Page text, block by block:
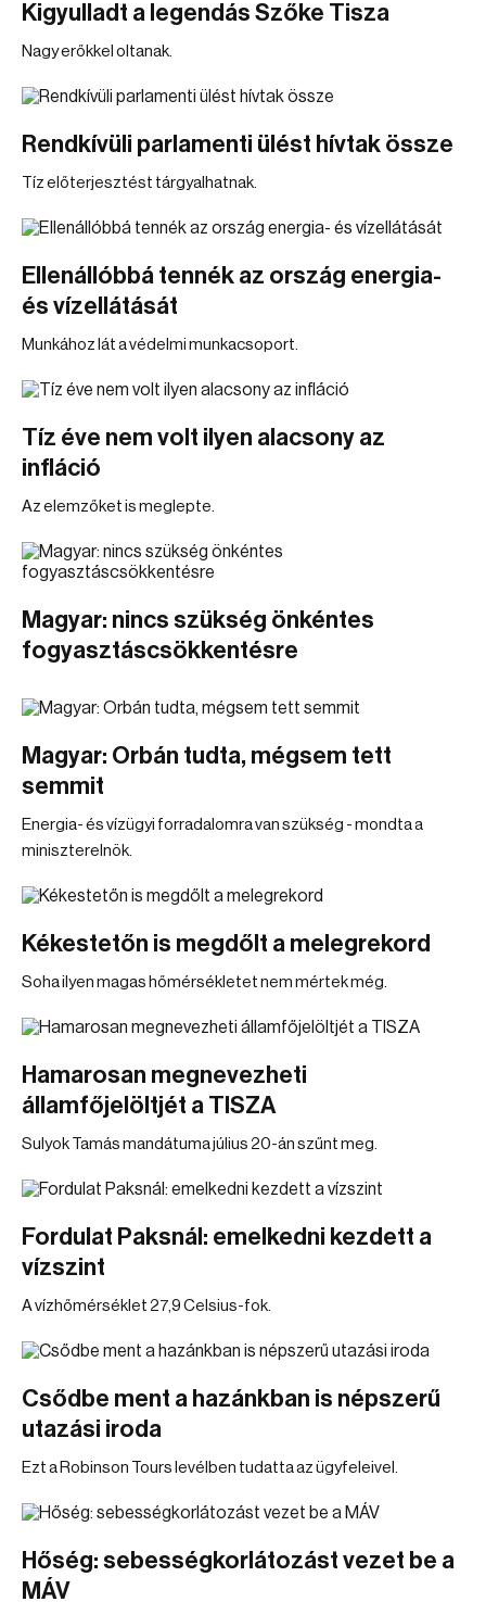
Kigyulladt a legendás Szőke Tisza
Nagy erőkkel oltanak.
Rendkívüli parlamenti ülést hívtak össze
Tíz előterjesztést tárgyalhatnak.
Ellenállóbbá tennék az ország energia-
és vízellátását
Munkához lát a védelmi munkacsoport.
Tíz éve nem volt ilyen alacsony az
infláció
Az elemzőket is meglepte.
Magyar: nincs szükség önkéntes
fogyasztáscsökkentésre
Magyar: Orbán tudta, mégsem tett
semmit
Energia- és vízügyi forradalomra van szükség - mondta a
miniszterelnök.
Kékestetőn is megdőlt a melegrekord
Soha ilyen magas hőmérsékletet nem mértek még.
Hamarosan megnevezheti
államfőjelöltjét a TISZA
Sulyok Tamás mandátuma július 20-án szűnt meg.
Fordulat Paksnál: emelkedni kezdett a
vízszint
A vízhőmérséklet 27,9 Celsius-fok.
Csődbe ment a hazánkban is népszerű
utazási iroda
Ezt a Robinson Tours levélben tudatta az ügyfeleivel.
Hőség: sebességkorlátozást vezet be a
MÁV